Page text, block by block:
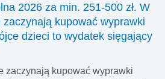
2026 za min. 251-500 zł. W
kupować wyprawki
dzieci to wydatek sięgający
zaczynają kupować wyprawki